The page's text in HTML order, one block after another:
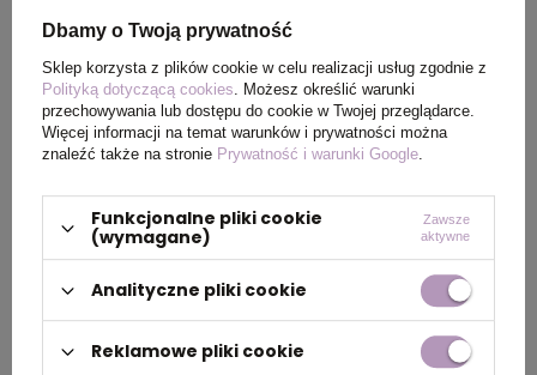
Opakowanie -
OPIS
w rozmiarze A5 z okładką z ekoskóry w
pastelowych kolorach - szary, zamykany
elastyczną gumką z białym brzegiem. Posiada
sprytną konstrukcję, która pozwala na łatwe
dodawanie, wyjmowanie lub zmianę położenia
Dbamy o Twoją prywatność
Sklep korzysta z plików cookie w celu realizacji usług zgodnie z
Polityką dotyczącą cookies. Możesz określić warunki
przechowywania lub dostępu do cookie w Twojej przeglądarce.
Więcej informacji na temat warunków i prywatności można
znaleźć także na stronie Prywatność i warunki Google.
Funkcjonalne pliki cookie
(wymagane)
Zawsze
aktywne
Analityczne pliki cookie
Reklamowe pliki cookie